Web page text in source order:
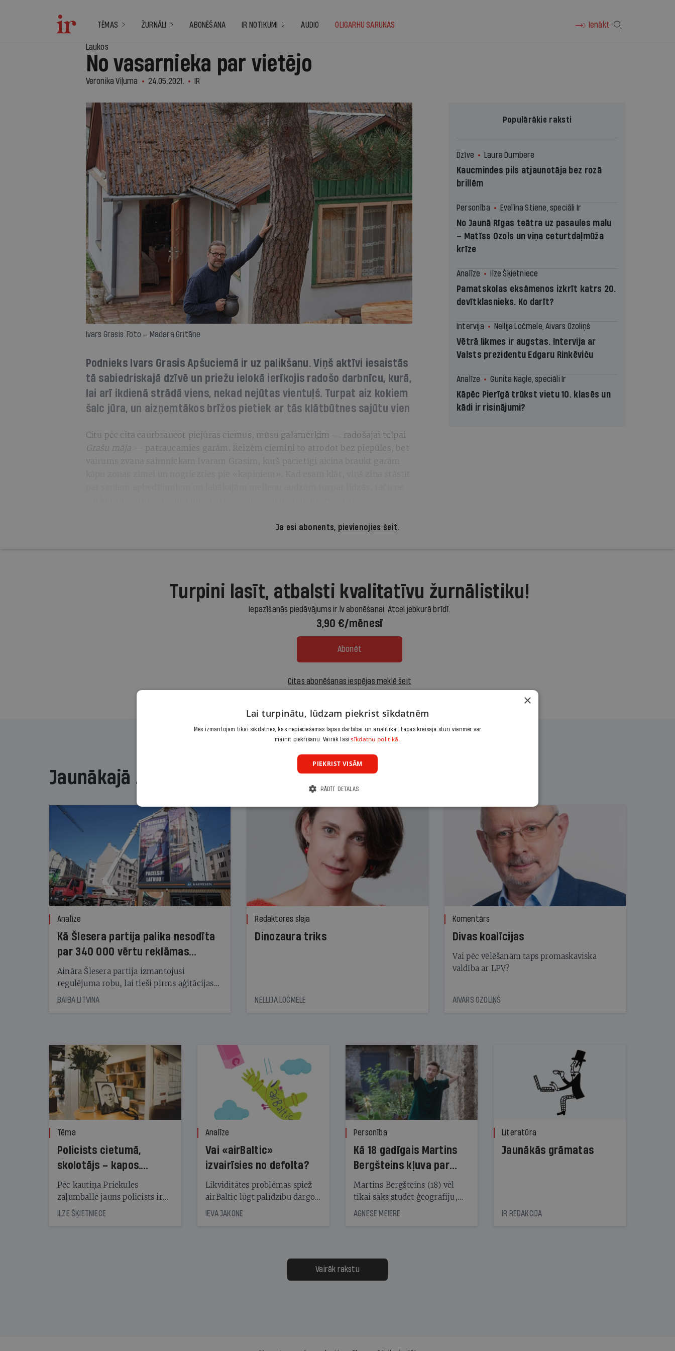
TĒMAS ŽURNĀLI ABONĒŠANA IR NOTIKUMI AUDIO OLIGARHU SARUNAS Ienākt
Laukos
No vasarnieka par vietējo
Veronika Viļuma 24.05.2021. IR
Ivars Grasis. Foto — Madara Gritāne
Podnieks Ivars Grasis Apšuciemā ir uz palikšanu. Viņš aktīvi iesaistās
tā sabiedriskajā dzīvē un priežu ielokā ierīkojis radošo darbnīcu, kurā,
lai arī ikdienā strādā viens, nekad nejūtas vientuļš. Turpat aiz kokiem
šalc jūra, un aizņemtākos brīžos pietiek ar tās klātbūtnes sajūtu vien
Citu pēc cita caurbraucot piejūras ciemus, mūsu galamērķim — radošajai telpai
Grašu māja — patraucamies garām. Reizēm ciemiņi to atrodot bez piepūles, bet
vairums zvana saimniekam Ivaram Grasim, kurš pacietīgi aicina braukt garām
Populārākie raksti
Dzīve Laura Dumbere
Kaucmindes pils atjaunotāja bez rozā
brillēm
Personība Evelīna Stiene, speciāli Ir
No Jaunā Rīgas teātra uz pasaules malu
– Matīss Ozols un viņa ceturtdaļmūža
krīze
Analīze Ilze Šķietniece
Pamatskolas eksāmenos izkrīt katrs 20.
devītklasnieks. Ko darīt?
Intervija Nellija Ločmele, Aivars Ozoliņš
Vētrā likmes ir augstas. Intervija ar
Valsts prezidentu Edgaru Rinkēviču
Analīze Gunita Nagle, speciāli Ir
Kāpēc Pierīgā trūkst vietu 10. klasēs un
kādi ir risinājumi?
Ja esi abonents, pievienojies šeit.
Turpini lasīt, atbalsti kvalitatīvu žurnālistiku!
Iepazīšanās piedāvājums ir.lv abonēšanai. Atcel jebkurā brīdī.
3,90 €/mēnesī
Abonēt
Citas abonēšanas iespējas meklē šeit
Jaunākajā žurnālā
Analīze
Kā Šlesera partija palika nesodīta
par 340 000 vērtu reklāmas
kampaņu
Aināra Šlesera partija izmantojusi
regulējuma robu, lai tieši pirms aģitācijas
starta izreklamētos par summu, kas
BAIBA LITVINA
Redaktores sleja
Dinozaura triks
NELLIJA LOČMELE
Komentārs
Divas koalīcijas
Vai pēc vēlēšanām taps promaskaviska
valdība ar LPV?
AIVARS OZOLIŅŠ
Tēma
Policists cietumā,
skolotājs – kapos.
Reibuma cena Priekulē
Pēc kautiņa Priekules
zaļumballē jauns policists ir
nonācis cietumā, bet
cienījams pedagogs — kapos.
ILZE ŠĶIETNIECE
Analīze
Vai «airBaltic»
izvairīsies no defolta?
Likviditātes problēmas spiež
airBaltic lūgt palīdzību dārgo
obligāciju turētājiem, taču
samaksāt augstos procentus,
kas jāpārskaita jau trīs dienas
pirms nākamās sapulces
IEVA JAKONE
Personība
Kā 18 gadīgais Martins
Bergšteins kļuva par
laika ziņu seju?
Martins Bergšteins (18) vēl
tikai sāks studēt ģeogrāfiju,
bet viņa sacītajam jau uzticas
uzcītīga darba, mammas
atbalsts un drosme turpināt
meteovērojumus arī tad, kad
AGNESE MEIERE
Literatūra
Jaunākās grāmatas
IR REDAKCIJA
Vairāk rakstu
×
Lai turpinātu, lūdzam piekrist sīkdatnēm
Mēs izmantojam tikai sīkdatnes, kas nepieciešamas lapas darbībai un analītikai. Lapas kreisajā stūrī vienmēr var
mainīt piekrišanu. Vairāk lasisīkdatņu politikā.
PIEKRIST VISĀM
RĀDĪT DETAĻAS